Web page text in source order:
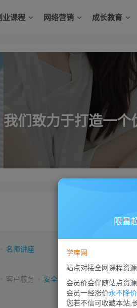
业课程 网络营销 成长教育
我们致力于打造一
名师讲座
客户服务 安全管理 团队管理 商业
限量
学库网
站点对接全网课程资
会员价会伴随站点资
会员一经涨价永不降
您若不信可收藏本站,